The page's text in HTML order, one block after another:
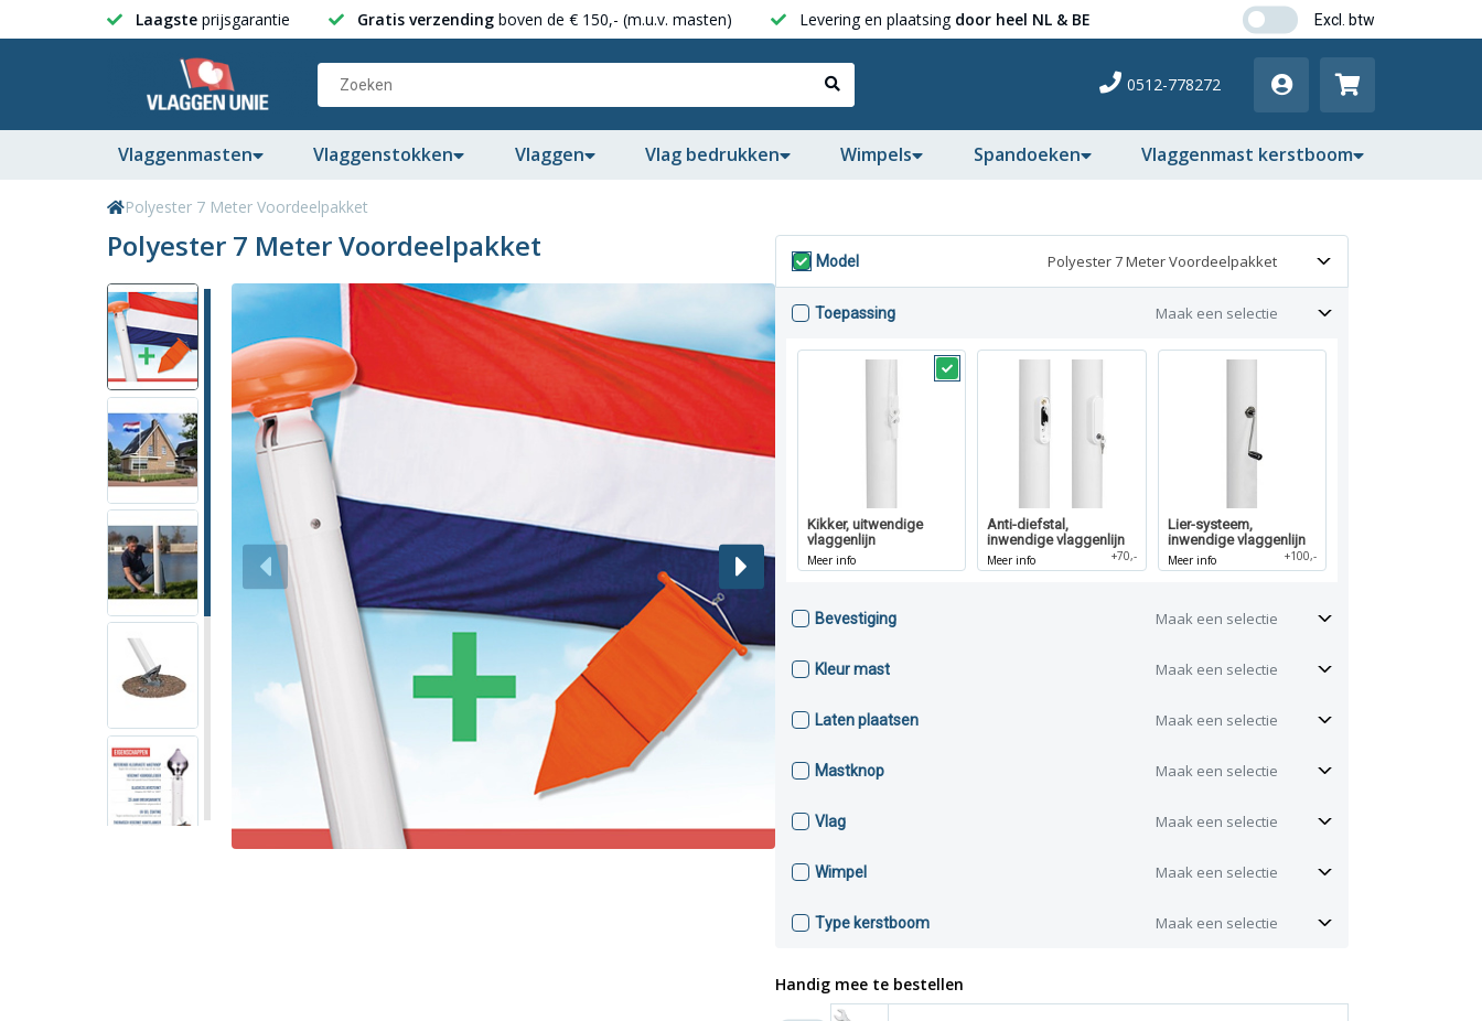
Laagste prijsgarantie Gratis verzending boven de € 150,- (m.u.v. masten) Levering en plaatsing door heel NL & BE
0512-778272
Vlaggenmasten Vlaggenstokken Vlaggen Vlag bedrukken Wimpels Spandoeken Vlaggenmast kerstboom
Polyester 7 Meter Voordeelpakket
Polyester 7 Meter Voordeelpakket Model Polyester 7 Meter Voordeelpakket
Toepassing Maak een selectie
Kikker, uitwendige
vlaggenlijn
Meer info
Anti-diefstal,
inwendige vlaggenlijn
Meer info +70,-
Lier-systeem,
inwendige vlaggenlijn
Meer info +100,-
Bevestiging Maak een selectie
Kleur mast Maak een selectie
Laten plaatsen Maak een selectie
Mastknop Maak een selectie
Vlag Maak een selectie
Wimpel Maak een selectie
Type kerstboom Maak een selectie
Handig mee te bestellen